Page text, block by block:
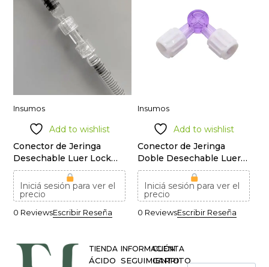
Insumos
Add to wishlist
Conector de Jeringa
Desechable Luer Lock
Universal
Iniciá sesión para ver el
precio
0 ReviewsEscribir Reseña
Insumos
Add to wishlist
Conector de Jeringa
Doble Desechable Luer
Lock Universal
Iniciá sesión para ver el
precio
0 ReviewsEscribir Reseña
TIENDA
ÁCIDO
INFORMACIÓN
SEGUIMIENTO
CUENTA
CARRITO